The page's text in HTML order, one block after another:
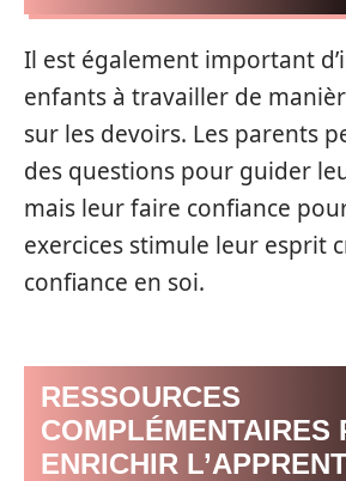
Il est également important
enfants à travailler de
sur les devoirs. Les parents
des questions pour guider
mais leur faire confiance
exercices stimule leur esprit
confiance en soi.
RESSOURCES
COMPLÉMENTAIRES
ENRICHIR